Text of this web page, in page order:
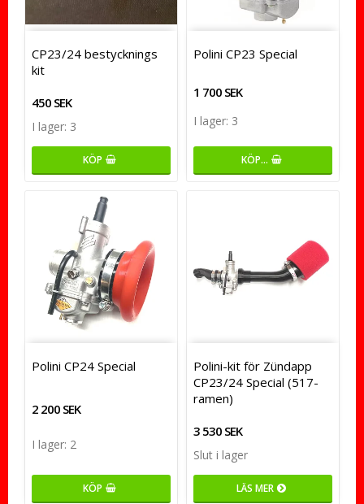
CP23/24 bestycknings
kit
450 SEK
I lager: 3
KÖP
Polini CP23 Special
1 700 SEK
I lager: 3
KÖP…
Polini CP24 Special
2 200 SEK
I lager: 2
KÖP
Polini-kit för Zündapp
CP23/24 Special (517-
ramen)
3 530 SEK
Slut i lager
LÄS MER